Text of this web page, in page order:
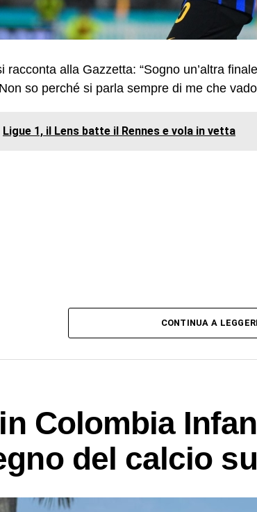
racconta alla Gazzetta: “Sogno un’altra
so perché si parla sempre di me che
Ligue 1, il Lens batte il Rennes e vola in vetta
CONTINUA A
Colombia
del calcio